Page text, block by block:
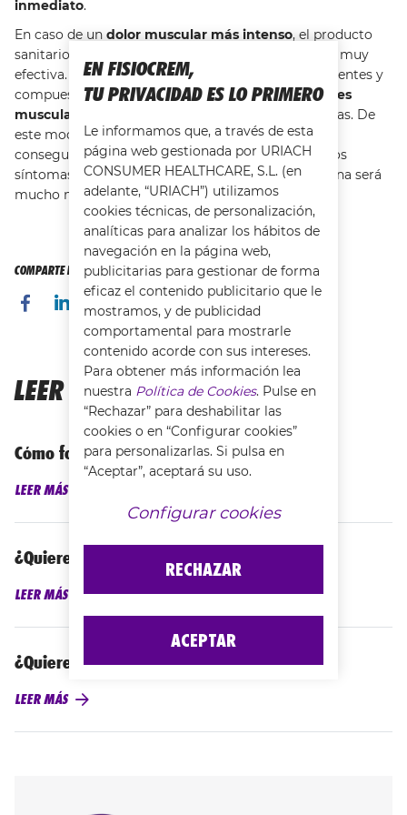
inmediato.
En caso de un dolor muscular más intenso, el producto
sanitario
es una solución muy
efectiva. Con su exclusiva tecnología de microcorrientes y
compuesto por cobre y zinc, actúaaliviando dolores
musculares y articulares
durante al menos 24 horas. De
este modo, cualquier persona que lo utilice podrá
conseguir que desaparezcan con mayor facilidad los
síntomas de laperiostitis tibial. Así, volver a la rutina será
mucho más fácil.
COMPARTE ESTA PÁGINA CON TUS AMIGOS
LEER MÁS...
Cómo fortalecer los ligamentos de la rodilla
LEER MÁS
¿Quieres cuidar tus cuádriceps?
LEER MÁS
¿Quieres cuidar tus gemelos?
LEER MÁS
EN FISIOCREM,
TU PRIVACIDAD ES LO PRIMERO
Le informamos que, a través de esta
página web gestionada por URIACH
CONSUMER HEALTHCARE, S.L. (en
adelante, “URIACH”) utilizamos
cookies técnicas, de personalización,
analíticas para analizar los hábitos de
navegación en la página web,
publicitarias para gestionar de forma
eficaz el contenido publicitario que le
mostramos, y de publicidad
comportamental para mostrarle
contenido acorde con sus intereses.
Para obtener más información lea
nuestra Política de Cookies. Pulse en
“Rechazar” para deshabilitar las
cookies o en “Configurar cookies”
para personalizarlas. Si pulsa en
“Aceptar”, aceptará su uso.
Configurar cookies
RECHAZAR
ACEPTAR